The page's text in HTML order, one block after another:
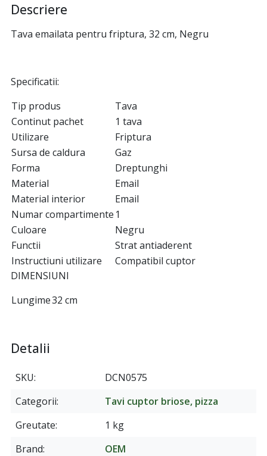
Descriere
Tava emailata pentru friptura, 32 cm, Negru
Specificatii:
Tip produs
Tava
Continut pachet
1 tava
Utilizare
Friptura
Sursa de caldura
Gaz
Forma
Dreptunghi
Material
Email
Material interior
Email
Numar compartimente 1
Culoare
Negru
Functii
Strat antiaderent
Instructiuni utilizare
Compatibil cuptor
DIMENSIUNI
Lungime32 cm
Detalii
SKU
DCN0575
Categorii
Tavi cuptor briose, pizza
Greutate
1 kg
Brand
OEM